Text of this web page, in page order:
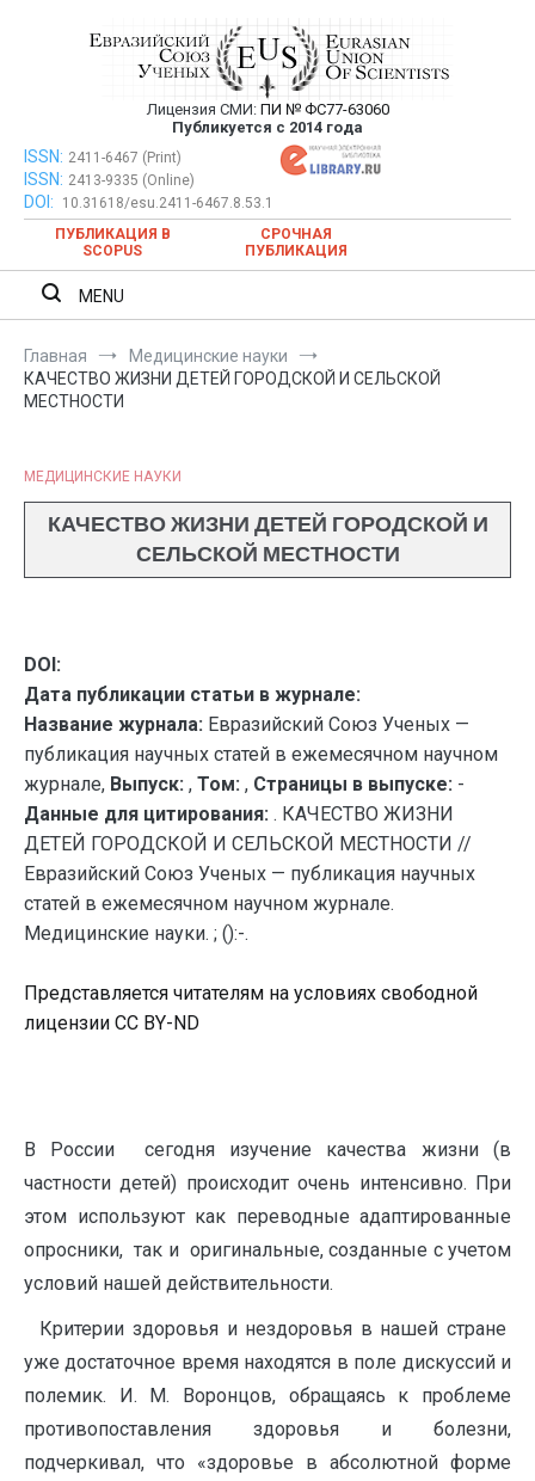
Евразийский Союз Ученых —
публикация научных статей в
ежемесячном научном журнале
Лицензия СМИ: ПИ № ФС77-63060
Публикуется с 2014 года
Евразийский Союз Ученых — публикация научных статей в
ежемесячном научном журнале
ISSN: 2411-6467 (Print)
ISSN: 2413-9335 (Online)
DOI:
10.31618/esu.2411-6467.8.53.1
ПУБЛИКАЦИЯ В
SCOPUS
СРОЧНАЯ
ПУБЛИКАЦИЯ
MENU
Главная
Медицинские науки
КАЧЕСТВО ЖИЗНИ ДЕТЕЙ ГОРОДСКОЙ И СЕЛЬСКОЙ
МЕСТНОСТИ
МЕДИЦИНСКИЕ НАУКИ
КАЧЕСТВО ЖИЗНИ ДЕТЕЙ ГОРОДСКОЙ И
СЕЛЬСКОЙ МЕСТНОСТИ
DOI:
Дата публикации статьи в журнале:
Название журнала: Евразийский Союз Ученых —
публикация научных статей в ежемесячном научном
журнале, Выпуск: , Том: , Страницы в выпуске: -
Данные для цитирования: . КАЧЕСТВО ЖИЗНИ
ДЕТЕЙ ГОРОДСКОЙ И СЕЛЬСКОЙ МЕСТНОСТИ //
Евразийский Союз Ученых — публикация научных
статей в ежемесячном научном журнале.
Медицинские науки. ; ():-.
Представляется читателям на условиях свободной
лицензии CC BY-ND
В России сегодня изучение качества жизни (в
частности детей) происходит очень интенсивно. При
этом используют как переводные адаптированные
опросники, так и оригинальные, созданные с учетом
условий нашей действительности.
Критерии здоровья и нездоровья в нашей стране
уже достаточное время находятся в поле дискуссий и
полемик. И. М. Воронцов, обращаясь к проблеме
противопоставления здоровья и болезни,
подчеркивал, что «здоровье в абсолютной форме